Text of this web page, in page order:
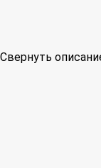
Свернуть